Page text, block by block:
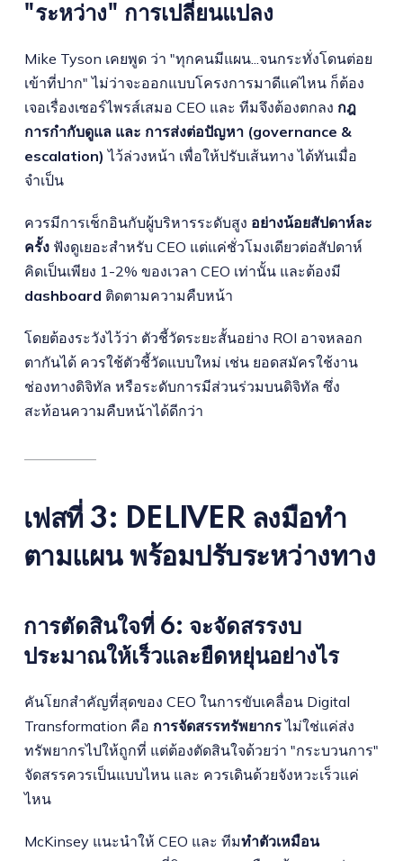
"ระหว่าง" การเปลี่ยนแปลง
Mike Tyson เคยพูด ว่า "ทุกคนมีแผน...จนกระทั่งโดนต่อย
เข้าที่ปาก" ไม่ว่าจะออกแบบโครงการมาดีแค่ไหน ก็ต้อง
เจอเรื่องเซอร์ไพรส์เสมอ CEO และ ทีมจึงต้องตกลง กฎ
การกำกับดูแล และ การส่งต่อปัญหา (governance &
escalation) ไว้ล่วงหน้า เพื่อให้ปรับเส้นทาง ได้ทันเมื่อ
จำเป็น
ควรมีการเช็กอินกับผู้บริหารระดับสูง อย่างน้อยสัปดาห์ละ
ครั้งฟังดูเยอะสำหรับ CEO แต่แค่ชั่วโมงเดียวต่อสัปดาห์
คิดเป็นเพียง 1-2% ของเวลา CEO เท่านั้น และต้องมี
dashboard ติดตามความคืบหน้า
โดยต้องระวังไว้ว่า ตัวชี้วัดระยะสั้นอย่าง ROI อาจหลอก
ตากันได้ ควรใช้ตัวชี้วัดแบบใหม่ เช่น ยอดสมัครใช้งาน
ช่องทางดิจิทัล หรือระดับการมีส่วนร่วมบนดิจิทัล ซึ่ง
สะท้อนความคืบหน้าได้ดีกว่า
เฟสที่ 3: DELIVER ลงมือทำ
ตามแผน พร้อมปรับระหว่างทาง
การตัดสินใจที่ 6: จะจัดสรรงบ
ประมาณให้เร็วและยืดหยุ่นอย่างไร
คันโยกสำคัญที่สุดของ CEO ในการขับเคลื่อน Digital
Transformation คือ การจัดสรรทรัพยากรไม่ใช่แค่ส่ง
ทรัพยากรไปให้ถูกที่ แต่ต้องตัดสินใจด้วยว่า "กระบวนการ"
จัดสรรควรเป็นแบบไหน และ ควรเดินด้วยจังหวะเร็วแค่
ไหน
McKinsey แนะนำให้ CEO และ ทีมทำตัวเหมือน